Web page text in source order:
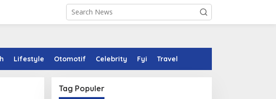
Lifestyle Otomotif Celebrity Fyi Travel
Tag Populer